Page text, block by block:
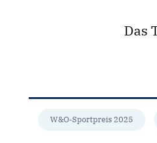
Das
W&O-Sportpreis 2025